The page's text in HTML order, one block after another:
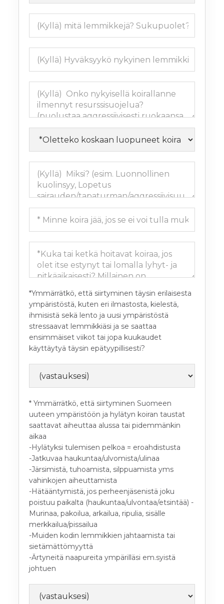
*Ymmärrätkö, että siirtyminen täysin erilaisesta
ympäristöstä, kuten eri ilmastosta, kielestä,
ihmisistä sekä lento ja uusi ympäristöstä
stressaavat lemmikkiäsi ja se saattaa
ensimmäiset viikot tai jopa kuukaudet
käyttäytyä täysin epätyypillisesti?
* Ymmärrätkö, että siirtyminen Suomeen
uuteen ympäristöön ja hylätyn koiran taustat
saattavat aiheuttaa alussa tai pidemmänkin
aikaa
-Hylätyksi tulemisen pelkoa = eroahdistusta
-Jatkuvaa haukuntaa/ulvomista/ulinaa
-Järsimistä, tuhoamista, silppuamista yms
vahinkojen aiheuttamista
-Hätääntymistä, jos perheenjäsenistä joku
poistuu paikalta (haukuntaa/ulvontaa/etsintää) -
Murinaa, pakoilua, arkailua, ripulia, sisälle
merkkailua/pissailua
-Muiden kodin lemmikkien jahtaamista tai
sietämättömyyttä
-Ärtyneitä naapureita ympärilläsi em.syistä
johtuen